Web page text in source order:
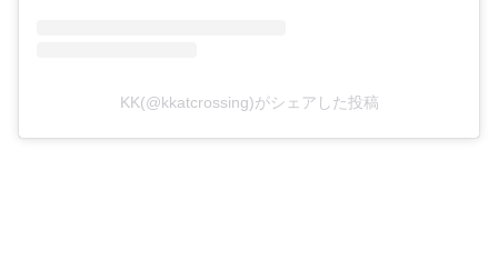
KK(@kkatcrossing)がシェアした投稿